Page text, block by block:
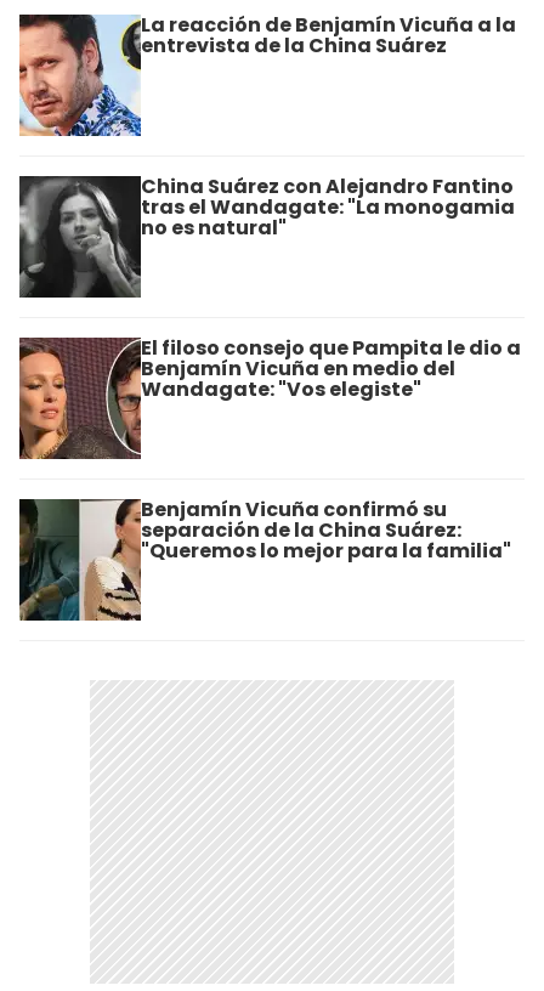
La reacción de Benjamín Vicuña a la
entrevista de la China Suárez
China Suárez con Alejandro Fantino
tras el Wandagate: "La monogamia
no es natural"
El filoso consejo que Pampita le dio a
Benjamín Vicuña en medio del
Wandagate: "Vos elegiste"
Benjamín Vicuña confirmó su
separación de la China Suárez:
"Queremos lo mejor para la familia"